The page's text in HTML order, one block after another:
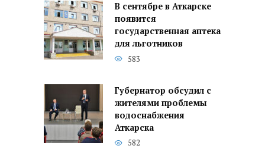
В сентябре в Аткарске
появится
государственная аптека
для льготников
583
Губернатор обсудил с
жителями проблемы
водоснабжения
Аткарска
582